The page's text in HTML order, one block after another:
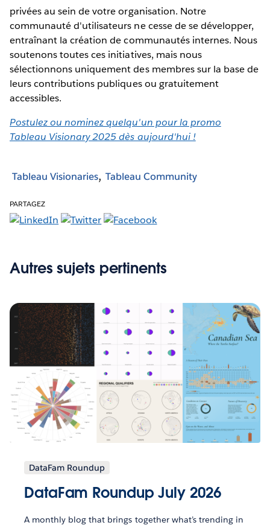
privées au sein de votre organisation. Notre
communauté d'utilisateurs ne cesse de se développer,
entraînant la création de communautés internes. Nous
soutenons toutes ces initiatives, mais nous
sélectionnons uniquement des membres sur la base de
leurs contributions publiques ou gratuitement
accessibles.
Postulez ou nominez quelqu'un pour la promo
Tableau Visionary 2025 dès aujourd'hui !
Tableau Visionaries Tableau Community
PARTAGEZ
Autres sujets pertinents
DataFam Roundup
DataFam Roundup July 2026
A monthly blog that brings together what’s trending in